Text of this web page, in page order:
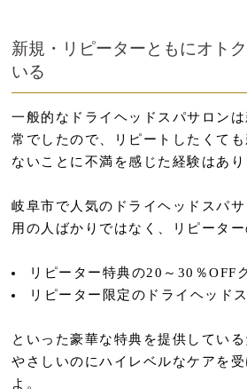
新規・リピーターともにオト
いる
一般的なドライヘッドスパサロン
常でしたので、リピートしたくて
ないことに不満を感じた経験はあり
岐阜市で人気のドライヘッドスパ
用の人ばかりではなく、リピーター
リピーター特典の20～30％OFF
リピーター限定のドライヘッド
といった豪華な特典を提供してい
やさしいのにハイレベルなケアを
よ。